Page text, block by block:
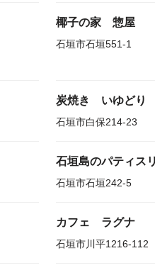
椰子の家 惣屋
石垣市石垣551-1
炭焼き いゆどり
石垣市白保214-23
石垣島のパティス
石垣市石垣242-5
カフェ ラグナ
石垣市川平1216-112